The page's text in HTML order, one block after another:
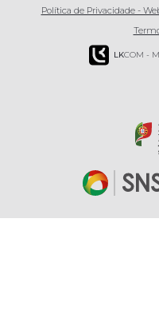
Política de Privacidade -
LKCOM -